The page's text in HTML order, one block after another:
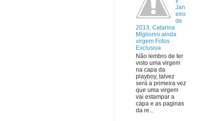
Jan
eiro
de
2013, Catarina
Migliorini ainda
virgem Fotos
Exclusiva
Não lembro de ter
visto uma virgem
na capa da
playboy, talvez
será a primeira vez
que uma virgem
vai estampar a
capa e as paginas
da re...